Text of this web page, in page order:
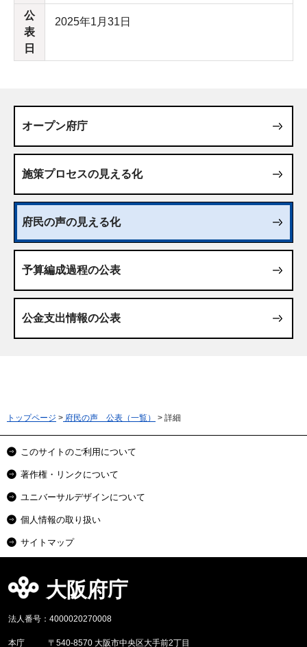
公
表
日
2025年1月31日
オープン府庁
施策プロセスの見える化
府民の声の見える化
予算編成過程の公表
公金支出情報の公表
トップページ > 府民の声 公表（一覧） > 詳細
このサイトのご利用について
著作権・リンクについて
ユニバーサルデザインについて
個人情報の取り扱い
サイトマップ
大阪府庁
法人番号：4000020270008
本庁 〒540-8570 大阪市中央区大手前2丁目